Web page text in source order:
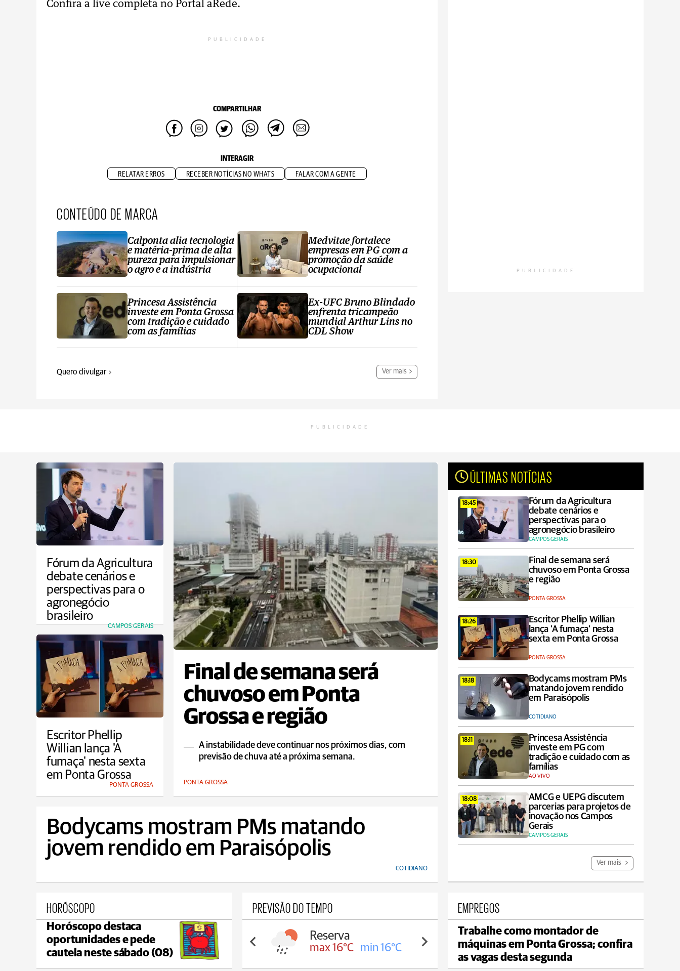
Confira a live completa no Portal aRede.
PUBLICIDADE
COMPARTILHAR
INTERAGIR
RELATAR ERROS RECEBER NOTÍCIAS NO WHATS FALAR COM A GENTE
CONTEÚDO DE MARCA
Calponta alia tecnologia
e matéria-prima de alta
pureza para impulsionar
o agro e a indústria
Princesa Assistência
investe em Ponta Grossa
com tradição e cuidado
com as famílias
Medvitae fortalece
empresas em PG com a
promoção da saúde
ocupacional
Ex-UFC Bruno Blindado
enfrenta tricampeão
mundial Arthur Lins no
CDL Show
Quero divulgar Ver mais
PUBLICIDADE
PUBLICIDADE
Fórum da Agricultura
debate cenários e
perspectivas para o
agronegócio
brasileiro
CAMPOS GERAIS
Final de semana será
chuvoso em Ponta
Grossa e região
A instabilidade deve continuar nos próximos dias, com
previsão de chuva até a próxima semana.
PONTA GROSSA
ÚLTIMAS NOTÍCIAS
18:45
Fórum da Agricultura
debate cenários e
perspectivas para o
agronegócio brasileiro
CAMPOS GERAIS
18:30
Final de semana será
chuvoso em Ponta Grossa
e região
PONTA GROSSA
18:26
Escritor Phellip Willian
lança 'A fumaça' nesta
sexta em Ponta Grossa
PONTA GROSSA
18:18
Bodycams mostram PMs
matando jovem rendido
em Paraisópolis
COTIDIANO
18:11
Princesa Assistência
investe em PG com
tradição e cuidado com as
famílias
AO VIVO
18:08
AMCG e UEPG discutem
parcerias para projetos de
inovação nos Campos
Gerais
CAMPOS GERAIS
Ver mais
Escritor Phellip
Willian lança 'A
fumaça' nesta sexta
em Ponta Grossa
PONTA GROSSA
Bodycams mostram PMs matando
jovem rendido em Paraisópolis
COTIDIANO
HORÓSCOPO
Horóscopo destaca
oportunidades e pede
cautela neste sábado (08)
PREVISÃO DO TEMPO
Telêmaco Borba
max 19°C min 17°C
Reserva
max 16°C min 16°C
Irati
max 17°C min 17°C
EMPREGOS
Trabalhe como montador de
máquinas em Ponta Grossa; confira
as vagas desta segunda